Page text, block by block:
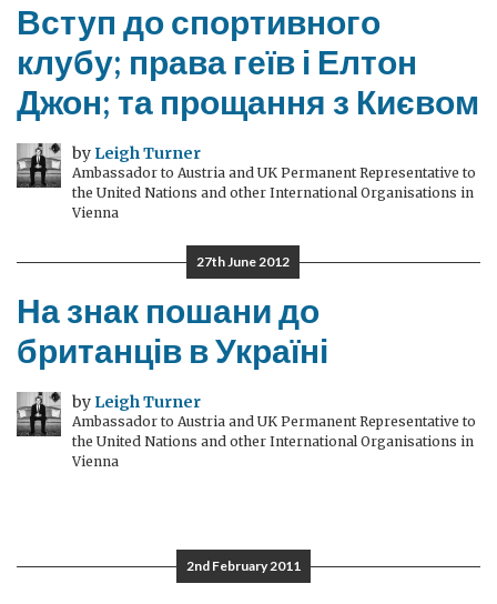
Вступ до спортивного
клубу; права геїв і Елтон
Джон; та прощання з Києвом
by Leigh Turner
Ambassador to Austria and UK Permanent Representative to
the United Nations and other International Organisations in
Vienna
27th June 2012
На знак пошани до
британців в Україні
by Leigh Turner
Ambassador to Austria and UK Permanent Representative to
the United Nations and other International Organisations in
Vienna
2nd February 2011